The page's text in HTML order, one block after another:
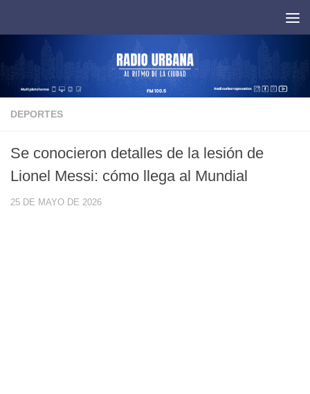
DEPORTES
Se conocieron detalles de la lesión de
Lionel Messi: cómo llega al Mundial
25 DE MAYO DE 2026